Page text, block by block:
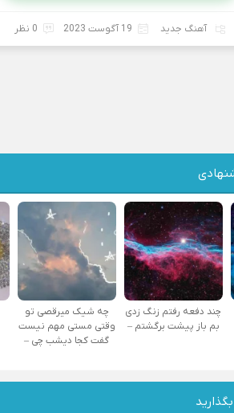
آهنگ جدید 19 آگوست 2023 0 نظر
چند دفعه رفتم زنگ زدی
بم باز پیشت برگشتم –
چه شیک میرقصی تو
وقتی مستی مهم نیست
گفت کجا دیشب چی –